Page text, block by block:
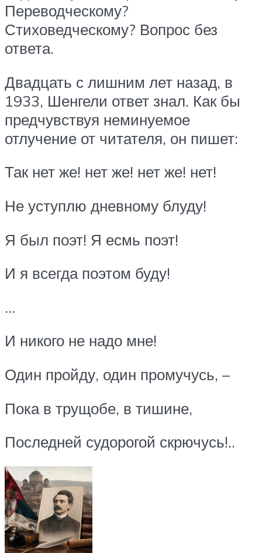
Переводческому?
Стиховедческому? Вопрос без
ответа.
Двадцать с лишним лет назад, в
1933, Шенгели ответ знал. Как бы
предчувствуя неминуемое
отлучение от читателя, он пишет:
Так нет же! нет же! нет же! нет!
Не уступлю дневному блуду!
Я был поэт! Я есмь поэт!
И я всегда поэтом буду!
…
И никого не надо мне!
Один пройду, один промучусь, –
Пока в трущобе, в тишине,
Последней судорогой скрючусь!..